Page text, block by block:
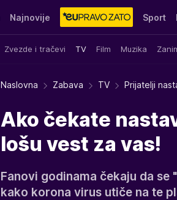
Najnovije Sport
Zvezde i tračevi TV Film Muzika
Stvar ukusa Yumama
Naslovna Zabava TV Prijatelji
Ako čekate
lošu vest za vas!
Fanovi godinama čekaju da
kako korona virus utiče na te